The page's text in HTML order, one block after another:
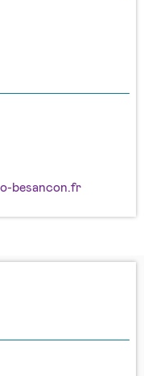
besancon.fr